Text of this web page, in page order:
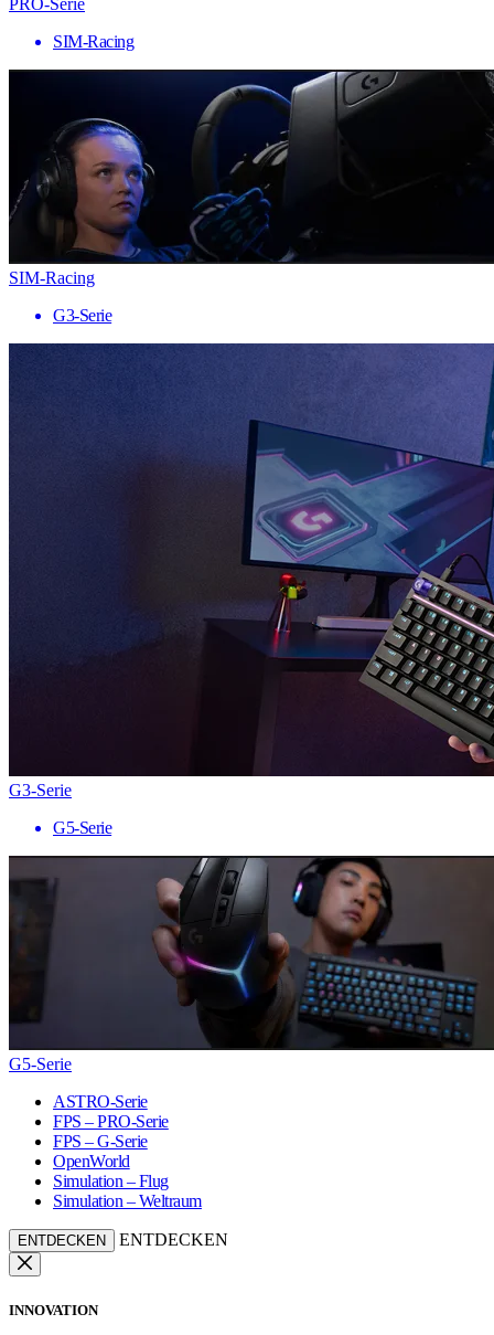
PRO-Serie
SIM-Racing
SIM-Racing
G3-Serie
G3-Serie
G5-Serie
G5-Serie
ASTRO-Serie
FPS – PRO-Serie
FPS – G-Serie
OpenWorld
Simulation – Flug
Simulation – Weltraum
ENTDECKEN ENTDECKEN
INNOVATION